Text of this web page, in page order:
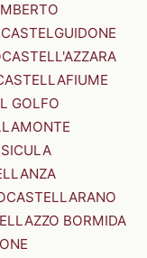
CASTELGUIDONE
CASTELL'AZZARA
GOLFO
CASTELLARANO
BORMIDA